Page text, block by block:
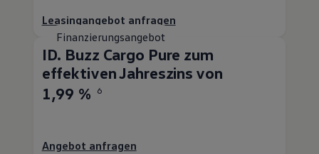
Leasingangebot anfragen
Finanzierungsangebot
ID. Buzz Cargo Pure zum
effektiven Jahreszins von
1,99 %
6
Angebot anfragen